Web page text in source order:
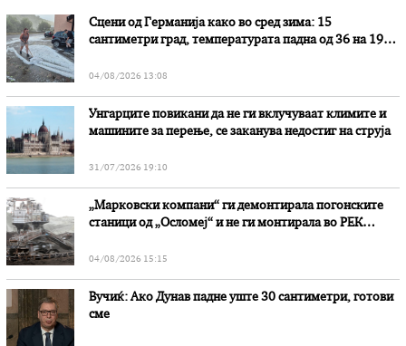
Сцени од Германија како во сред зима: 15
сантиметри град, температурата падна од 36 на 19
04/08/2026 13:08
Унгарците повикани да не ги вклучуваат климите и
машините за перење, се заканува недостиг на струја
31/07/2026 19:10
„Марковски компани“ ги демонтирала погонските
станици од „Осломеј“ и не ги монтирала во РЕК
04/08/2026 15:15
Вучиќ: Ако Дунав падне уште 30 сантиметри, готови
сме